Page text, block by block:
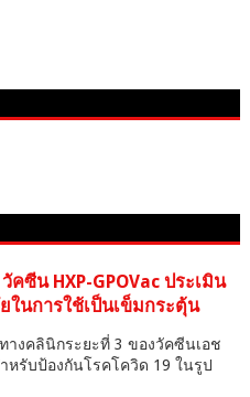
ซีน HXP-GPOVac ประเมิน
นการใช้เป็นเข็มกระตุ้น
างคลินิกระยะที่ 3 ของวัคซีนเอช
ำหรับป้องกันโรคโควิด 19 ในรูป